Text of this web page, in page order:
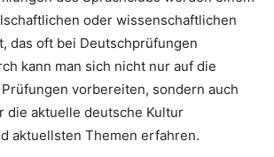
oder wissenschaftlichen
das oft bei Deutschprüfungen
kann man sich nicht nur auf die
vorbereiten, sondern auch
die aktuelle deutsche Kultur
aktuellsten Themen erfahren.